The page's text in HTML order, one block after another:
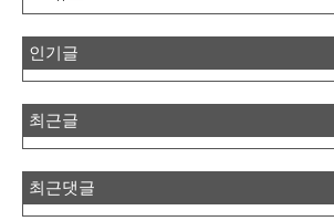
인기글
최근글
최근댓글